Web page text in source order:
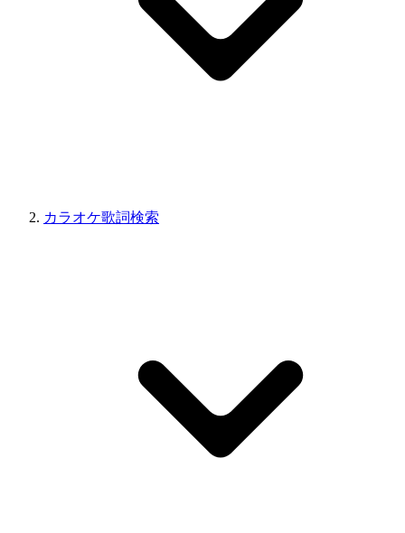
カラオケ歌詞検索